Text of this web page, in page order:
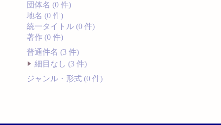
団体名 (0 件)
地名 (0 件)
統一タイトル (0 件)
著作 (0 件)
普通件名 (3 件)
細目なし (3 件)
ジャンル・形式 (0 件)